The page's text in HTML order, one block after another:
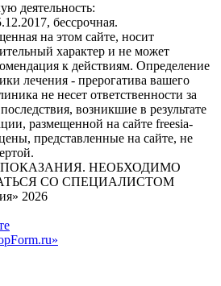
деятельность:
бессрочная.
на этом сайте, носит
характер и не может
к действиям. Определение
лечения - прерогатива вашего
не несет ответственности за
возникшие в результате
размещенной на сайте freesia-
представленные на сайте, не
НЕОБХОДИМО
СО СПЕЦИАЛИСТОМ
2026